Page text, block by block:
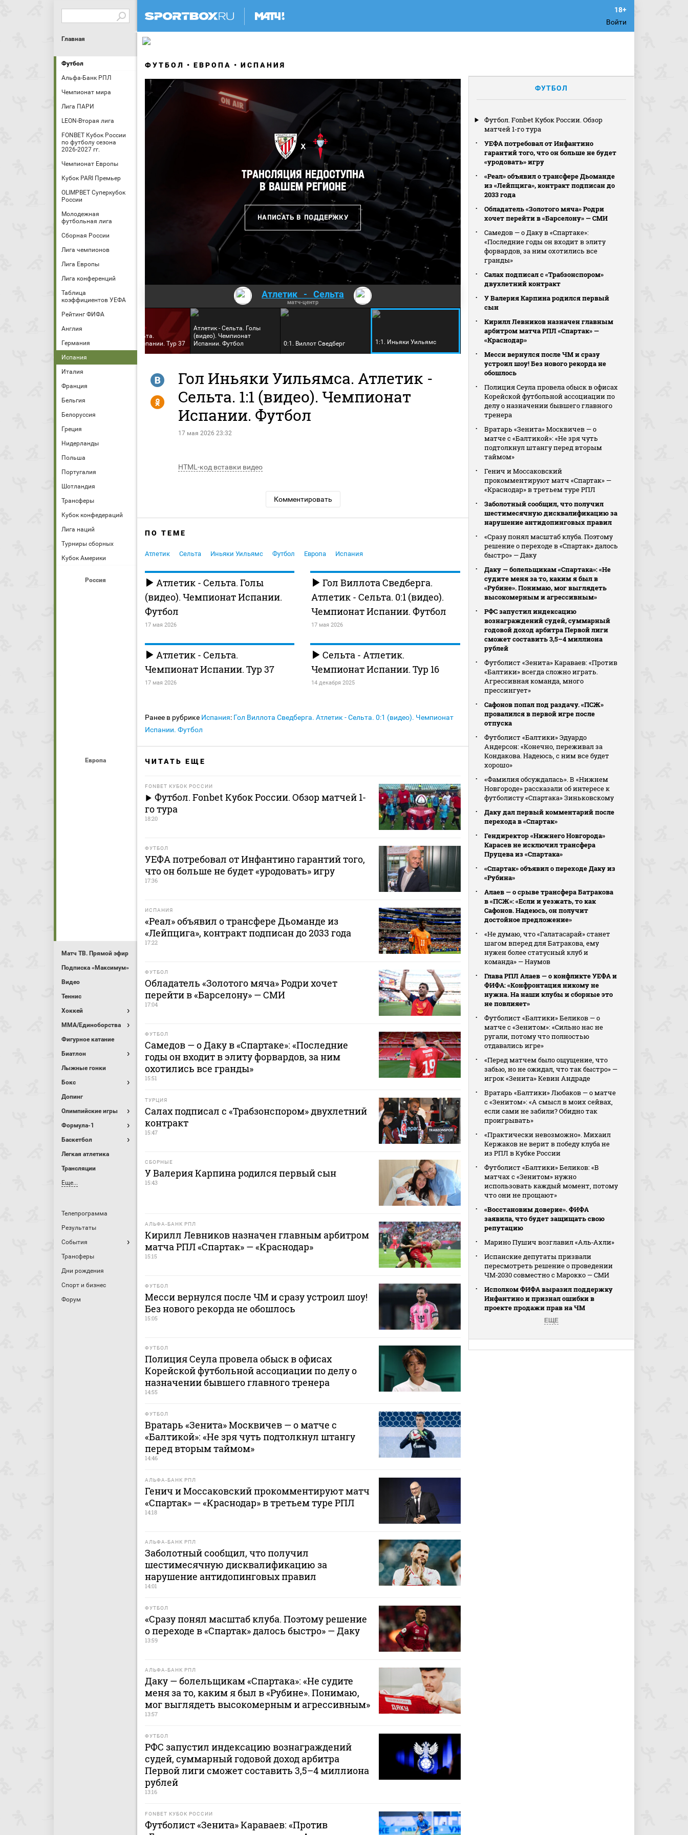
Войти
Главная
Футбол
Альфа-Банк РПЛ
Чемпионат мира
Лига ПАРИ
LEON-Вторая лига
FONBET Кубок России
по футболу сезона
2026-2027 гг.
Чемпионат Европы
Кубок PARI Премьер
OLIMPBET Суперкубок
России
Молодежная
футбольная лига
Сборная России
Лига чемпионов
Лига Европы
Лига конференций
Таблица
коэффициентов УЕФА
Рейтинг ФИФА
Англия
Германия
Испания
Италия
Франция
Бельгия
Белоруссия
Греция
Нидерланды
Польша
Португалия
Шотландия
Трансферы
Кубок конфедераций
Лига наций
Турниры сборных
Кубок Америки
Россия
Европа
Матч ТВ. Прямой эфир
Подписка «Максимум»
Видео
Теннис
Хоккей
MMA/Единоборства
Фигурное катание
Биатлон
Лыжные гонки
Бокс
Допинг
Олимпийские игры
Формула-1
Баскетбол
Легкая атлетика
Трансляции
Еще...
Телепрограмма
Результаты
События
Трансферы
Дни рождения
Спорт и бизнес
Форум
ФУТБОЛ ЕВРОПА ИСПАНИЯ
Атлетик - Сельта
матч-центр
Атлетик - Сельта.
Чемпионат Испании. Тур 37
Атлетик - Сельта. Голы
(видео). Чемпионат
Испании. Футбол
0:1. Виллот Сведберг 1:1. Иньяки Уильямс
Гол Иньяки Уильямса. Атлетик -
Сельта. 1:1 (видео). Чемпионат
Испании. Футбол
17 мая 2026 23:32
R
Y
HTML-код вставки видео
Комментировать
ПО ТЕМЕ
Атлетик Сельта Иньяки Уильямс Футбол Европа Испания
Атлетик - Сельта. Голы
(видео). Чемпионат Испании.
Футбол
17 мая 2026
Гол Виллота Сведберга.
Атлетик - Сельта. 0:1 (видео).
Чемпионат Испании. Футбол
17 мая 2026
Атлетик - Сельта.
Чемпионат Испании. Тур 37
17 мая 2026
Сельта - Атлетик.
Чемпионат Испании. Тур 16
14 декабря 2025
Ранее в рубрике Испания: Гол Виллота Сведберга. Атлетик - Сельта. 0:1 (видео). Чемпионат
Испании. Футбол
ЧИТАТЬ ЕЩЕ
FONBET КУБОК РОССИИ
Футбол. Fonbet Кубок России. Обзор матчей 1-
го тура
18:20
ФУТБОЛ
УЕФА потребовал от Инфантино гарантий того,
что он больше не будет «уродовать» игру
17:36
ИСПАНИЯ
«Реал» объявил о трансфере Дьоманде из
«Лейпцига», контракт подписан до 2033 года
17:22
ФУТБОЛ
Обладатель «Золотого мяча» Родри хочет
перейти в «Барселону» — СМИ
17:04
ФУТБОЛ
Самедов — о Даку в «Спартаке»: «Последние
годы он входит в элиту форвардов, за ним
охотились все гранды»
15:51
ТУРЦИЯ
Салах подписал с «Трабзонспором» двухлетний
контракт
15:47
СБОРНЫЕ
У Валерия Карпина родился первый сын
15:43
АЛЬФА-БАНК РПЛ
Кирилл Левников назначен главным арбитром
матча РПЛ «Спартак» — «Краснодар»
15:15
ФУТБОЛ
Месси вернулся после ЧМ и сразу устроил шоу!
Без нового рекорда не обошлось
15:05
ФУТБОЛ
Полиция Сеула провела обыск в офисах
Корейской футбольной ассоциации по делу о
назначении бывшего главного тренера
14:55
ФУТБОЛ
Вратарь «Зенита» Москвичев — о матче с
«Балтикой»: «Не зря чуть подтолкнул штангу
перед вторым таймом»
14:46
АЛЬФА-БАНК РПЛ
Генич и Моссаковский прокомментируют матч
«Спартак» — «Краснодар» в третьем туре РПЛ
14:18
АЛЬФА-БАНК РПЛ
Заболотный сообщил, что получил
шестимесячную дисквалификацию за
нарушение антидопинговых правил
14:01
ФУТБОЛ
«Сразу понял масштаб клуба. Поэтому решение
о переходе в «Спартак» далось быстро» — Даку
13:59
АЛЬФА-БАНК РПЛ
Даку — болельщикам «Спартака»: «Не судите
меня за то, каким я был в «Рубине». Понимаю,
мог выглядеть высокомерным и агрессивным»
13:57
ФУТБОЛ
РФС запустил индексацию вознаграждений
судей, суммарный годовой доход арбитра
Первой лиги сможет составить 3,5–4 миллиона
рублей
13:16
FONBET КУБОК РОССИИ
Футболист «Зенита» Караваев: «Против
ФУТБОЛ
Футбол. Fonbet Кубок России. Обзор
матчей 1-го тура
УЕФА потребовал от Инфантино
гарантий того, что он больше не будет
«уродовать» игру
«Реал» объявил о трансфере Дьоманде
из «Лейпцига», контракт подписан до
2033 года
Обладатель «Золотого мяча» Родри
хочет перейти в «Барселону» — СМИ
Самедов — о Даку в «Спартаке»:
«Последние годы он входит в элиту
форвардов, за ним охотились все
гранды»
Салах подписал с «Трабзонспором»
двухлетний контракт
У Валерия Карпина родился первый
сын
Кирилл Левников назначен главным
арбитром матча РПЛ «Спартак» —
«Краснодар»
Месси вернулся после ЧМ и сразу
устроил шоу! Без нового рекорда не
обошлось
Полиция Сеула провела обыск в офисах
Корейской футбольной ассоциации по
делу о назначении бывшего главного
тренера
Вратарь «Зенита» Москвичев — о
матче с «Балтикой»: «Не зря чуть
подтолкнул штангу перед вторым
таймом»
Генич и Моссаковский
прокомментируют матч «Спартак» —
«Краснодар» в третьем туре РПЛ
Заболотный сообщил, что получил
шестимесячную дисквалификацию за
нарушение антидопинговых правил
«Сразу понял масштаб клуба. Поэтому
решение о переходе в «Спартак» далось
быстро» — Даку
Даку — болельщикам «Спартака»: «Не
судите меня за то, каким я был в
«Рубине». Понимаю, мог выглядеть
высокомерным и агрессивным»
РФС запустил индексацию
вознаграждений судей, суммарный
годовой доход арбитра Первой лиги
сможет составить 3,5–4 миллиона
рублей
Футболист «Зенита» Караваев: «Против
«Балтики» всегда сложно играть.
Агрессивная команда, много
прессингует»
Сафонов попал под раздачу. «ПСЖ»
провалился в первой игре после
отпуска
Футболист «Балтики» Эдуардо
Андерсон: «Конечно, переживал за
Кондакова. Надеюсь, с ним все будет
хорошо»
«Фамилия обсуждалась». В «Нижнем
Новгороде» рассказали об интересе к
футболисту «Спартака» Зиньковскому
Даку дал первый комментарий после
перехода в «Спартак»
Гендиректор «Нижнего Новгорода»
Карасев не исключил трансфера
Пруцева из «Спартака»
«Спартак» объявил о переходе Даку из
«Рубина»
Алаев — о срыве трансфера Батракова
в «ПСЖ»: «Если и уезжать, то как
Сафонов. Надеюсь, он получит
достойное предложение»
«Не думаю, что «Галатасарай» станет
шагом вперед для Батракова, ему
нужен более статусный клуб и
команда» — Наумов
Глава РПЛ Алаев — о конфликте УЕФА и
ФИФА: «Конфронтация никому не
нужна. На наши клубы и сборные это
не повлияет»
Футболист «Балтики» Беликов — о
матче с «Зенитом»: «Сильно нас не
ругали, потому что полностью
отдавались игре»
«Перед матчем было ощущение, что
забью, но не ожидал, что так быстро» —
игрок «Зенита» Кевин Андраде
Вратарь «Балтики» Любаков — о матче
с «Зенитом»: «А смысл в моих сейвах,
если сами не забили? Обидно так
проигрывать»
«Практически невозможно». Михаил
Кержаков не верит в победу клуба не
из РПЛ в Кубке России
Футболист «Балтики» Беликов: «В
матчах с «Зенитом» нужно
использовать каждый момент, потому
что они не прощают»
«Восстановим доверие». ФИФА
заявила, что будет защищать свою
репутацию
Марино Пушич возглавил «Аль‑Ахли»
Испанские депутаты призвали
пересмотреть решение о проведении
ЧМ‑2030 совместно с Марокко — СМИ
Исполком ФИФА выразил поддержку
Инфантино и признал ошибки в
проекте продажи прав на ЧМ
ЕЩЕ